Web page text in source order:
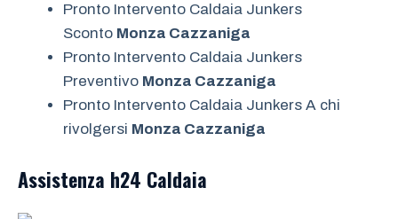
Pronto Intervento Caldaia Junkers
Sconto Monza Cazzaniga
Pronto Intervento Caldaia Junkers
Preventivo Monza Cazzaniga
Pronto Intervento Caldaia Junkers A chi
rivolgersi Monza Cazzaniga
Assistenza h24 Caldaia